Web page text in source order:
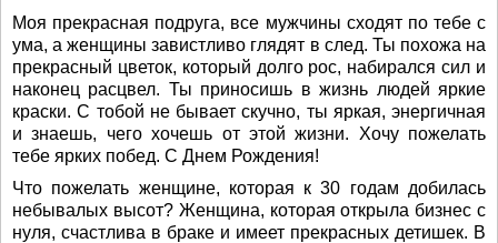
Моя прекрасная подруга, все мужчины сходят по тебе с
ума, а женщины завистливо глядят в след. Ты похожа на
прекрасный цветок, который долго рос, набирался сил и
наконец расцвел. Ты приносишь в жизнь людей яркие
краски. С тобой не бывает скучно, ты яркая, энергичная
и знаешь, чего хочешь от этой жизни. Хочу пожелать
тебе ярких побед. С Днем Рождения!
Что пожелать женщине, которая к 30 годам добилась
небывалых высот? Женщина, которая открыла бизнес с
нуля, счастлива в браке и имеет прекрасных детишек. В